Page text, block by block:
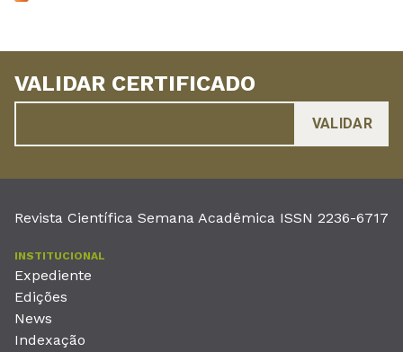
VALIDAR CERTIFICADO
Revista Científica Semana Acadêmica ISSN 2236-6717
INSTITUCIONAL
Expediente
Edições
News
Indexação